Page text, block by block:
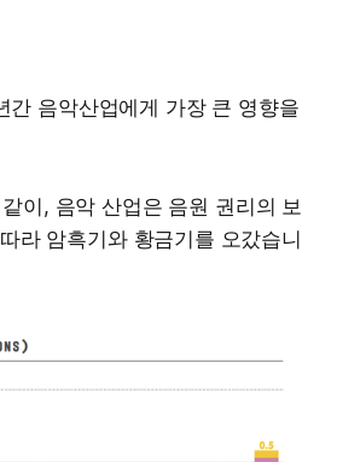
간 음악산업에게 가장 큰 영향을
이, 음악 산업은 음원 권리의 보
라 암흑기와 황금기를 오갔습니